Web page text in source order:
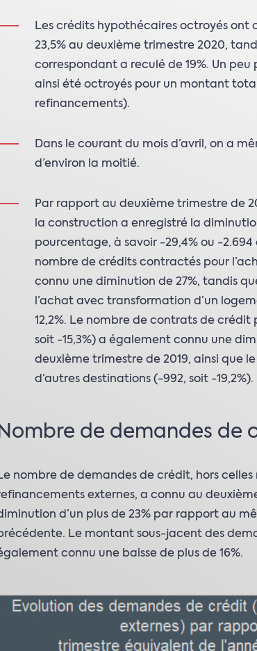
Les crédits hypothécaires octroyés ont
23,5% au deuxième trimestre 2020,
correspondant a reculé de 19%. Un
ainsi été octroyés pour un montant total
refinancements).
Dans le courant du mois d’avril, on a
d’environ la moitié.
Par rapport au deuxième trimestre de
la construction a enregistré la
pourcentage, à savoir -29,4% ou -
nombre de crédits contractés pour
connu une diminution de 27%, tandis
l’achat avec transformation d’un
12,2%. Le nombre de contrats de crédit
soit -15,3%) a également connu une
deuxième trimestre de 2019, ainsi que
d’autres destinations (-992, soit -19,2%).
Nombre de demandes de
nombre de demandes de crédit, hors celles
externes, a connu au
d’un plus de 23% par rapport au
Le montant sous-jacent des
connu une baisse de plus de 16%.